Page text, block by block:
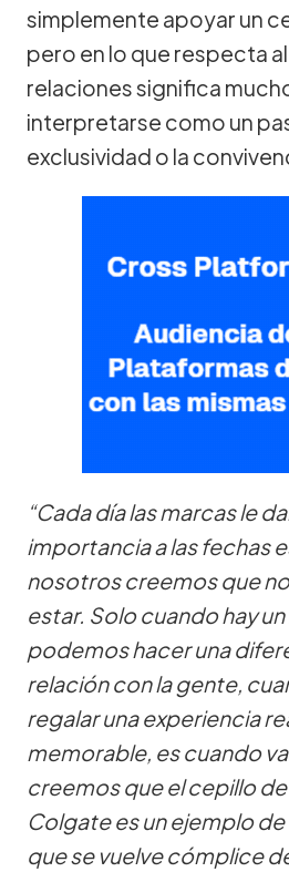
simplemente apoyar un
pero en lo que respecta al
relaciones significa
interpretarse como un
exclusividad o la
“Cada día las marcas le
importancia a las fechas
nosotros creemos que
estar. Solo cuando hay
podemos hacer una
relación con la gente,
regalar una experiencia
memorable, es cuando
creemos que el cepillo
Colgate es un ejemplo
que se vuelve cómplice